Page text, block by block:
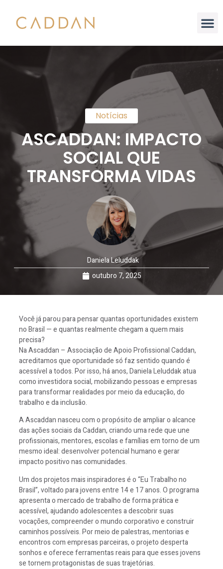
Notícias
ASCADDAN: IMPACTO
SOCIAL QUE
TRANSFORMA VIDAS
Daniela Leluddak
outubro 7, 2025
Você já parou para pensar quantas oportunidades existem
no Brasil — e quantas realmente chegam a quem mais
precisa?
Na Ascaddan – Associação de Apoio Profissional Caddan,
acreditamos que oportunidade só faz sentido quando é
acessível a todos. Por isso, há anos, Daniela Leluddak atua
como investidora social, mobilizando pessoas e empresas
para transformar realidades por meio da educação, do
trabalho e da inclusão.
A Ascaddan nasceu com o propósito de ampliar o alcance
das ações sociais da Caddan, criando uma rede que une
profissionais, mentores, escolas e famílias em torno de um
mesmo ideal: desenvolver potencial humano e gerar
impacto positivo nas comunidades.
Um dos projetos mais inspiradores é o “Eu Trabalho no
Brasil”, voltado para jovens entre 14 e 17 anos. O programa
apresenta o mercado de trabalho de forma prática e
acessível, ajudando adolescentes a descobrir suas
vocações, compreender o mundo corporativo e construir
caminhos possíveis. Por meio de palestras, mentorias e
encontros com empresas parceiras, o projeto desperta
sonhos e oferece ferramentas reais para que esses jovens
se tornem protagonistas de suas trajetórias.